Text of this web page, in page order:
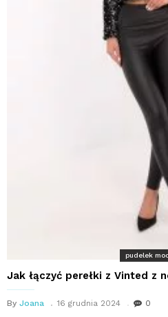
pudelek
Jak łączyć perełki z Vinted z
By Joana 16 grudnia 2024 0